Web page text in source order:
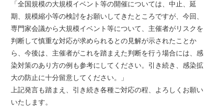
「全国規模の大規模イベント等の開催については、中止、延
期、規模縮小等の検討をお願いしてきたところですが、今回、
専門家会議から大規模イベント等について、主催者がリスクを
判断して慎重な対応が求められるとの見解が示されたことか
ら、今後は、主催者がこれを踏まえた判断を行う場合には、感
染対策のあり方の例も参考にしてください。引き続き、感染拡
大の防止に十分留意してください。」
上記発言も踏まえ、引き続き各種ご対応の程、よろしくお願い
いたします。